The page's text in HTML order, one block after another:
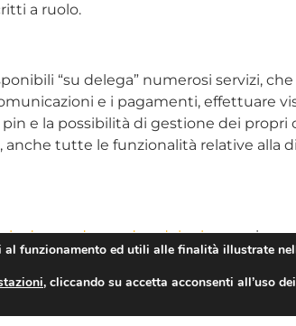
a ruolo.
“su delega” numerosi servizi,
e i pagamenti, effettuare
e la possibilità di gestione dei propri
tutte le funzionalità relative alla
domanda per due delegheproviene
funzionamento ed utili alle finalità illustrate
, cliccando su accetta acconsenti all’uso dei